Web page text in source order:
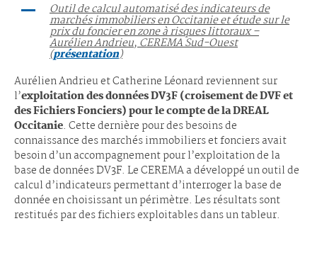
Outil de calcul automatisé des indicateurs de
marchés immobiliers en Occitanie et étude sur le
prix du foncier en zone à risques littoraux –
Aurélien Andrieu, CEREMA Sud-Ouest
(présentation)
Aurélien Andrieu et Catherine Léonard reviennent sur
l’exploitation des données DV3F (croisement de DVF et
des Fichiers Fonciers) pour le compte de la DREAL
Occitanie. Cette dernière pour des besoins de
connaissance des marchés immobiliers et fonciers avait
besoin d’un accompagnement pour l’exploitation de la
base de données DV3F. Le CEREMA a développé un outil de
calcul d’indicateurs permettant d’interroger la base de
donnée en choisissant un périmètre. Les résultats sont
restitués par des fichiers exploitables dans un tableur.